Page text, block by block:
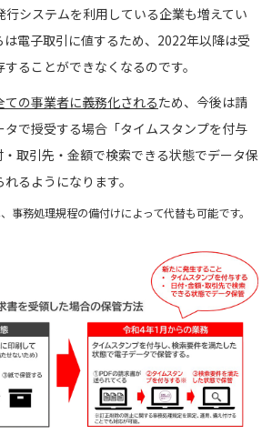
システムを利用している企業も増えてい
は電子取引に値するため、2022年以降は受
ることができなくなるのです。
ての事業者に義務化されるため、今後は請
で授受する場合「タイムスタンプを付与
・取引先・金額で検索できる状態でデータ保
るようになります。
事務処理規程の備付けによって代替も可能です。